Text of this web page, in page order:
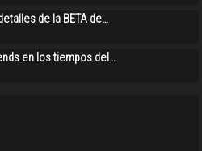
de la BETA de…
en los tiempos del…